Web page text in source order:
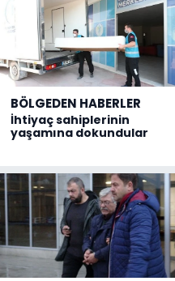
BÖLGEDEN HABERLER
İhtiyaç sahiplerinin
yaşamına dokundular